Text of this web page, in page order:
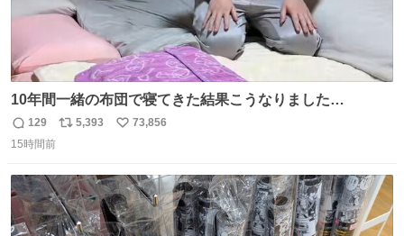
10年間一緒の布団で寝てきた結果こうなりました…
返
信
129
リ
ト
数
5,393
い
数
73,856
15時間前